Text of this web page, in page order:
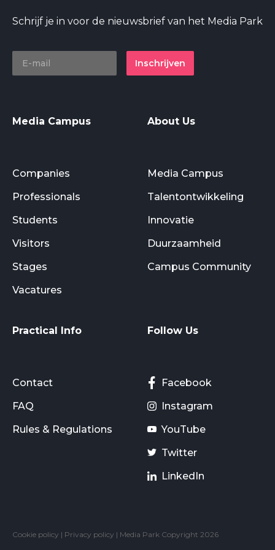
Schrijf je in voor de nieuwsbrief van het Media Park
Inschrijven
Media Campus
Companies
Professionals
Students
Visitors
Stages
Vacatures
About Us
Media Campus
Talentontwikkeling
Innovatie
Duurzaamheid
Campus Community
Practical Info
Contact
FAQ
Rules & Regulations
Follow Us
Facebook
Instagram
YouTube
Twitter
LinkedIn
Cookie policy | Privacy policy | Media Park Copyright 2026